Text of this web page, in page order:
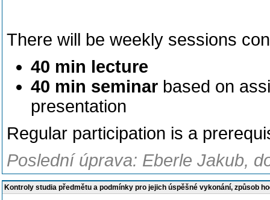
There will be weekly sessions
40 min lecture
40 min seminar based on
presentation
Regular participation is a
Poslední úprava: Eberle Jakub,
Kontroly studia předmětu a podmínky pro jejich úspěšné vykonání, způsob